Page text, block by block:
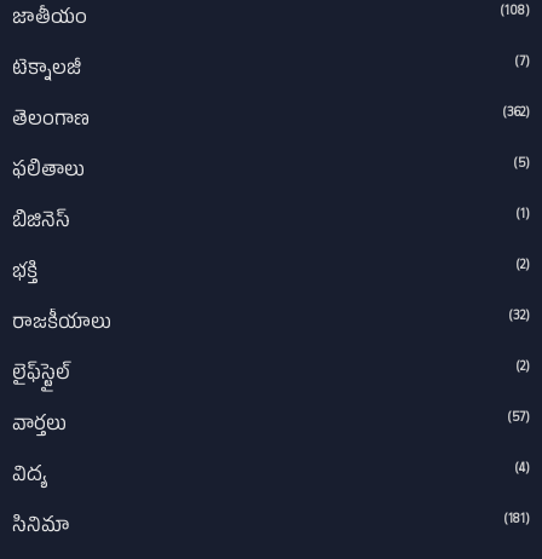
జాతీయం (108)
టెక్నాలజీ (7)
తెలంగాణ (362)
ఫలితాలు (5)
బిజినెస్ (1)
భక్తి (2)
రాజకీయాలు (32)
లైఫ్‌స్టైల్‌ (2)
వార్తలు (57)
విద్య (4)
సినిమా (181)